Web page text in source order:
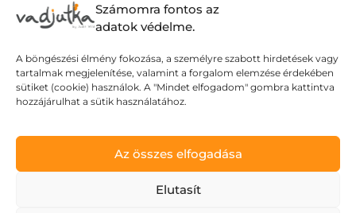
Számomra fontos az
adatok védelme.
A böngészési élmény fokozása, a személyre szabott hirdetések vagy
tartalmak megjelenítése, valamint a forgalom elemzése érdekében
sütiket (cookie) használok. A "Mindet elfogadom" gombra kattintva
hozzájárulhat a sütik használatához.
Az összes elfogadása
Elutasít
Elküldöm
Adatvédelmi tájékoztató
Általános Szerződési Feltételek
© Wild Judit. Minden jog fenntartva.